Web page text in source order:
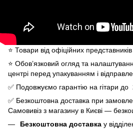
⭐️ Товари від офіційних
⭐️ Обов’язковий огляд та
центрі перед упакуванням і
✅ Подовжуємо гарантію на гітари до
✅ Безкоштовна доставка при
Самовивіз з магазину в Києві —
Безкоштовна доставка у